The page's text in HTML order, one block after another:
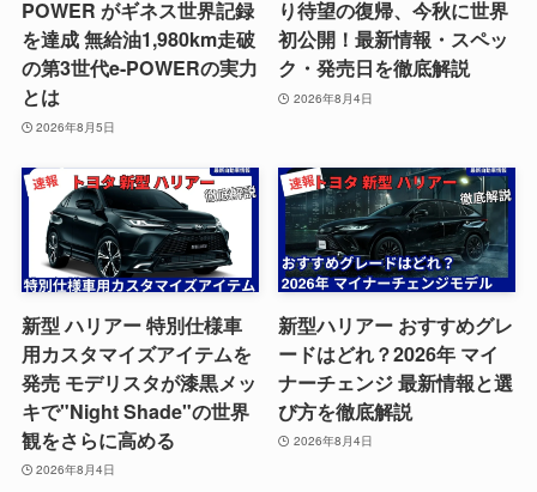
POWER がギネス世界記録
を達成 無給油1,980km走破
の第3世代e-POWERの実力
とは
2026年8月5日
り待望の復帰、今秋に世界
初公開！最新情報・スペッ
ク・発売日を徹底解説
2026年8月4日
新型 ハリアー 特別仕様車
用カスタマイズアイテムを
発売 モデリスタが漆黒メッ
キで"Night Shade"の世界
観をさらに高める
2026年8月4日
新型ハリアー おすすめグレ
ードはどれ？2026年 マイ
ナーチェンジ 最新情報と選
び方を徹底解説
2026年8月4日